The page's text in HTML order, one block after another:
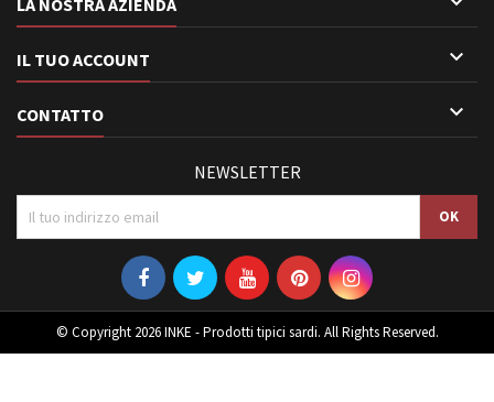
IL TUO ACCOUNT 
CONTATTO 
NEWSLETTER
© Copyright 2026 INKE - Prodotti tipici sardi. All Rights Reserved.